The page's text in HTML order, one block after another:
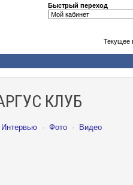
Быстрый переход
Текущее
КЛУБ
Интервью · Фото · Видео